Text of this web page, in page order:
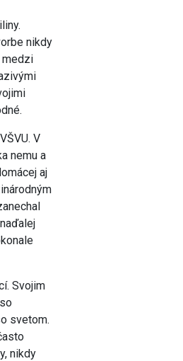
nikdy
medzi
V
nemu a
aj
Svojim
svetom.
nikdy